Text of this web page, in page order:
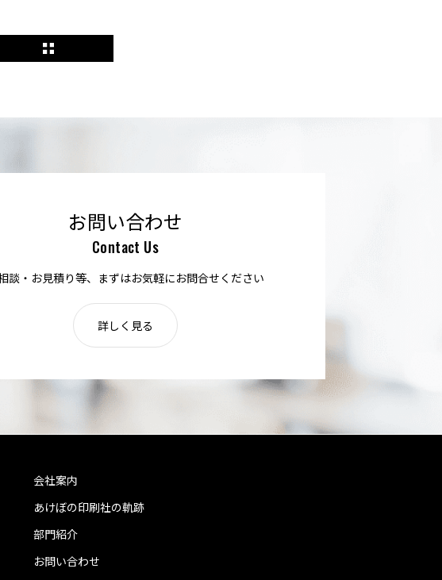
お問い合わせ
Contact Us
談・お見積り等、まずはお気軽にお問合せください
詳しく見る
会社案内
あけぼの印刷社の軌跡
部門紹介
お問い合わせ